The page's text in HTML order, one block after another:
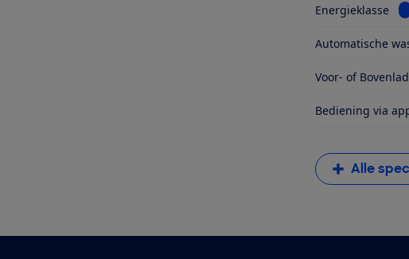
Energieklasse
Automatische
Voor- of
Bediening via
Alle